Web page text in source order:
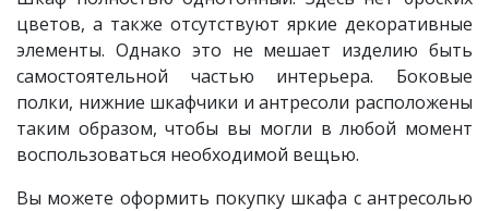
цветов, а также отсутствуют яркие декоративные
элементы. Однако это не мешает изделию быть
самостоятельной частью интерьера. Боковые
полки, нижние шкафчики и антресоли расположены
таким образом, чтобы вы могли в любой момент
воспользоваться необходимой вещью.
Вы можете оформить покупку шкафа с антресолью